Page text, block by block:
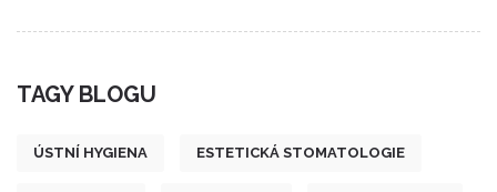
TAGY BLOGU
ÚSTNÍ HYGIENA ESTETICKÁ STOMATOLOGIE